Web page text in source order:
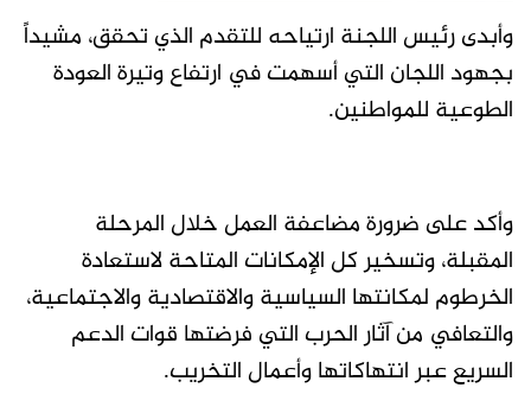
وأبدى رئيس اللجنة ارتياحه للتقدم الذي تحقق، مشيداً
بجهود اللجان التي أسهمت في ارتفاع وتيرة العودة
الطوعية للمواطنين.
وأكد على ضرورة مضاعفة العمل خلال المرحلة
المقبلة، وتسخير كل الإمكانات المتاحة لاستعادة
الخرطوم لمكانتها السياسية والاقتصادية والاجتماعية،
والتعافي من آثار الحرب التي فرضتها قوات الدعم
السريع عبر انتهاكاتها وأعمال التخريب.